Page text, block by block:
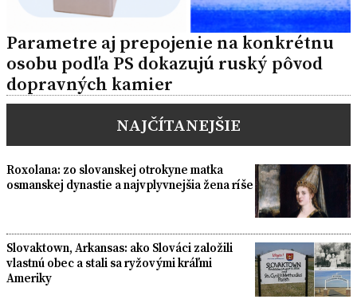
Parametre aj prepojenie na konkrétnu
osobu podľa PS dokazujú ruský pôvod
dopravných kamier
NAJČÍTANEJŠIE
Roxolana: zo slovanskej otrokyne matka
osmanskej dynastie a najvplyvnejšia žena ríše
Slovaktown, Arkansas: ako Slováci založili
vlastnú obec a stali sa ryžovými kráľmi
Ameriky